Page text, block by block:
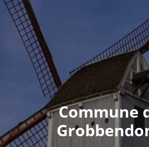
Commune